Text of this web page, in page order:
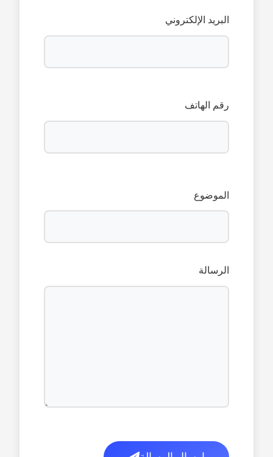
البريد الإلكتروني
رقم الهاتف
الموضوع
الرسالة